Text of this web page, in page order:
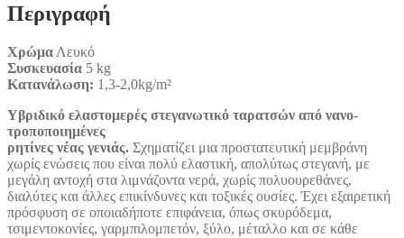
Περιγραφή
Χρώμα Λευκό
Συσκευασία 5 kg
Κατανάλωση: 1,3-2,0kg/m²
Υβριδικό ελαστομερές στεγανωτικό ταρατσών από νανο-
τροποποιημένες
ρητίνες νέας γενιάς. Σχηματίζει μια προστατευτική μεμβράνη
χωρίς ενώσεις που είναι πολύ ελαστική, απολύτως στεγανή, με
μεγάλη αντοχή στα λιμνάζοντα νερά, χωρίς πολυουρεθάνες,
διαλύτες και άλλες επικίνδυνες και τοξικές ουσίες. Έχει εξαιρετική
πρόσφυση σε οποιαδήποτε επιφάνεια, όπως σκυρόδεμα,
τσιμεντοκονίες, γαρμπιλομπετόν, ξύλο, μέταλλο και σε κάθε